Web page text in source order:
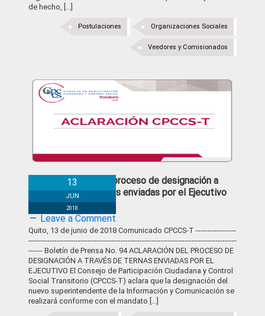
de hecho, [...]
Organizaciones Sociales
Postulaciones
Veedores y Comisionados
Aclaración del proceso de designación a
través de ternas enviadas por el Ejecutivo
13
JUN
2018
Leave a Comment
Quito, 13 de junio de 2018 Comunicado CPCCS-T -----------------
----------------------------------------------------------------------------------------
------ Boletín de Prensa No. 94 ACLARACIÓN DEL PROCESO DE
DESIGNACIÓN A TRAVÉS DE TERNAS ENVIADAS POR EL
EJECUTIVO El Consejo de Participación Ciudadana y Control
Social Transitorio (CPCCS-T) aclara que la designación del
nuevo superintendente de la Información y Comunicación se
realizará conforme con el mandato [...]